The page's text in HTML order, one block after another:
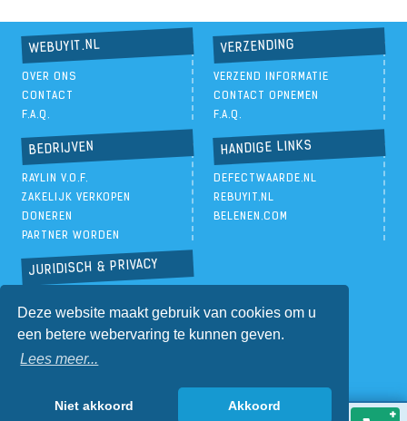
Deze website maakt gebruik van cookies om u
een betere webervaring te kunnen geven.
Lees meer...
Niet akkoord Akkoord
WEBUYIT.NL
OVER ONS
CONTACT
F.A.Q.
VERZENDING
VERZEND INFORMATIE
CONTACT OPNEMEN
F.A.Q.
BEDRIJVEN
RAYLIN V.O.F.
ZAKELIJK VERKOPEN
DONEREN
PARTNER WORDEN
HANDIGE LINKS
DEFECTWAARDE.NL
REBUYIT.NL
BELENEN.COM
JURIDISCH & PRIVACY
ALGEMENE VOORWAARDEN